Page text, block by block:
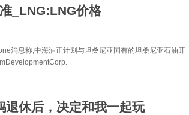
_LNG:LNG价格
消息称,中海油正计划与坦桑尼亚国有的坦桑尼亚石油开
退休后，决定和我一起玩